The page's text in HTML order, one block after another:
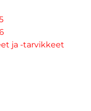
ja -tarvikkeet